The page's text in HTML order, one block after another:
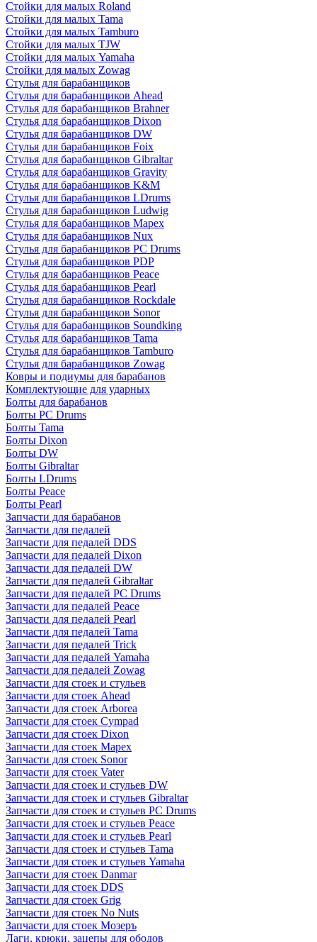
Стойки для малых Roland
Стойки для малых Tama
Стойки для малых Tamburo
Стойки для малых TJW
Стойки для малых Yamaha
Стойки для малых Zowag
Стулья для барабанщиков
Стулья для барабанщиков Ahead
Стулья для барабанщиков Brahner
Стулья для барабанщиков Dixon
Стулья для барабанщиков DW
Стулья для барабанщиков Foix
Стулья для барабанщиков Gibraltar
Стулья для барабанщиков Gravity
Стулья для барабанщиков K&M
Стулья для барабанщиков LDrums
Стулья для барабанщиков Ludwig
Стулья для барабанщиков Mapex
Стулья для барабанщиков Nux
Стулья для барабанщиков PC Drums
Стулья для барабанщиков PDP
Стулья для барабанщиков Peace
Стулья для барабанщиков Pearl
Стулья для барабанщиков Rockdale
Стулья для барабанщиков Sonor
Стулья для барабанщиков Soundking
Стулья для барабанщиков Tama
Стулья для барабанщиков Tamburo
Стулья для барабанщиков Zowag
Ковры и подиумы для барабанов
Комплектующие для ударных
Болты для барабанов
Болты PC Drums
Болты Tama
Болты Dixon
Болты DW
Болты Gibraltar
Болты LDrums
Болты Peace
Болты Pearl
Запчасти для барабанов
Запчасти для педалей
Запчасти для педалей DDS
Запчасти для педалей Dixon
Запчасти для педалей DW
Запчасти для педалей Gibraltar
Запчасти для педалей PC Drums
Запчасти для педалей Peace
Запчасти для педалей Pearl
Запчасти для педалей Tama
Запчасти для педалей Trick
Запчасти для педалей Yamaha
Запчасти для педалей Zowag
Запчасти для стоек и стульев
Запчасти для стоек Ahead
Запчасти для стоек Arborea
Запчасти для стоек Cympad
Запчасти для стоек Dixon
Запчасти для стоек Mapex
Запчасти для стоек Sonor
Запчасти для стоек Vater
Запчасти для стоек и стульев DW
Запчасти для стоек и стульев Gibraltar
Запчасти для стоек и стульев PC Drums
Запчасти для стоек и стульев Peace
Запчасти для стоек и стульев Pearl
Запчасти для стоек и стульев Tama
Запчасти для стоек и стульев Yamaha
Запчасти для стоек Danmar
Запчасти для стоек DDS
Запчасти для стоек Grig
Запчасти для стоек No Nuts
Запчасти для стоек Мозеръ
Лаги, крюки, зацепы для ободов